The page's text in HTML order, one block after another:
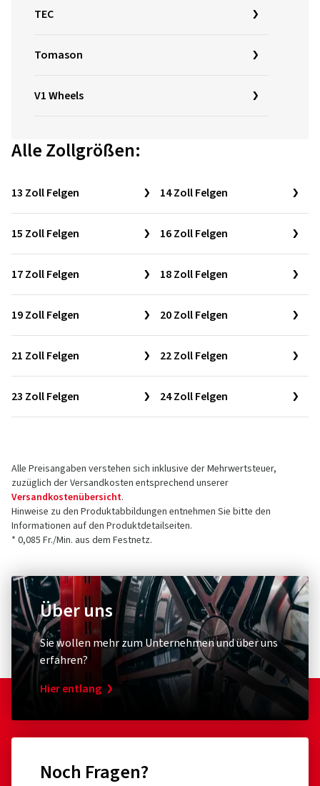
TEC
Tomason
V1 Wheels
Alle Zollgrößen:
13 Zoll Felgen 14 Zoll Felgen
15 Zoll Felgen 16 Zoll Felgen
17 Zoll Felgen 18 Zoll Felgen
19 Zoll Felgen 20 Zoll Felgen
21 Zoll Felgen 22 Zoll Felgen
23 Zoll Felgen 24 Zoll Felgen
Alle Preisangaben verstehen sich inklusive der Mehrwertsteuer,
zuzüglich der Versandkosten entsprechend unserer
Versandkostenübersicht.
Hinweise zu den Produktabbildungen entnehmen Sie bitte den
Informationen auf den Produktdetailseiten.
* 0,085 Fr./Min. aus dem Festnetz.
Über uns
Sie wollen mehr zum Unternehmen und über uns
erfahren?
Hier entlang
Noch Fragen?